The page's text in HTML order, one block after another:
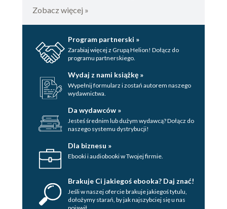
Zobacz więcej »
Program partnerski »
Zarabiaj więcej z Grupą Helion! Dołącz do
programu partnerskiego.
Wydaj z nami książkę »
Wypełnij formularz i zostań autorem naszego
wydawnictwa.
Da wydawców »
Jesteś średnim lub dużym wydawcą? Dołącz do
naszego systemu dystrybucji!
Dla biznesu »
Ebooki i audiobooki w Twojej firmie.
Brakuje Ci jakiegoś ebooka? Daj znać!
Jeśli w naszej ofercie brakuje jakiegoś tytulu,
dołożymy starań, by jak najszybciej się u nas